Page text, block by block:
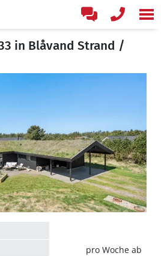
in Blåvand Strand /
pro Woche ab